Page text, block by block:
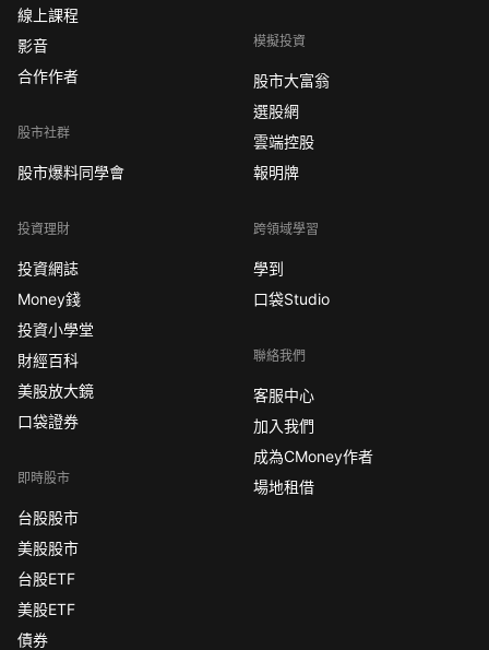
線上課程
影音
合作作者
股市社群
股市爆料同學會
投資理財
投資網誌
Money錢
投資小學堂
財經百科
美股放大鏡
口袋證券
即時股市
台股股市
美股股市
台股ETF
美股ETF
債券
模擬投資
股市大富翁
選股網
雲端控股
報明牌
跨領域學習
學到
口袋Studio
聯絡我們
客服中心
加入我們
成為CMoney作者
場地租借